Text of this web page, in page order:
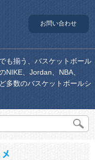
お問い合わせ
も揃う、バスケットボール
NIKE、Jordan、NBA、
多数のバスケットボールシ